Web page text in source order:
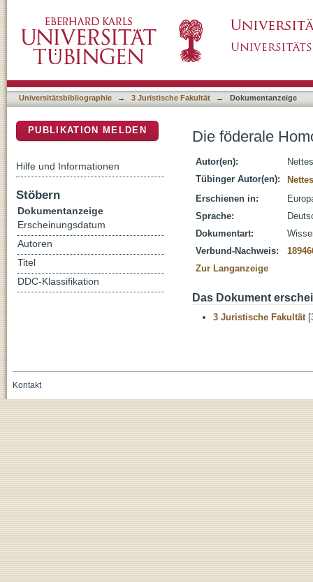
Universitätsbibliographie → 3 Juristische Fakultät → Dokumentanzeige
Die föderale
Autor(en):
Tübinger Autor(en):
Erschienen in:
Sprache:
Dokumentart:
Verbund-Nachweis:
Zur Langanzeige
Das Dokument
3 Juristische Fakultät
PUBLIKATION MELDEN
Hilfe und Informationen
Stöbern
Dokumentanzeige
Erscheinungsdatum
Autoren
Titel
DDC-Klassifikation
Kontakt